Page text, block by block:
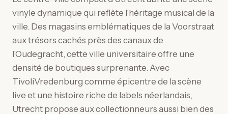
vinyle dynamique qui reflète l'héritage musical de la
ville. Des magasins emblématiques de la Voorstraat
aux trésors cachés près des canaux de
l'Oudegracht, cette ville universitaire offre une
densité de boutiques surprenante. Avec
TivoliVredenburg comme épicentre de la scène
live et une histoire riche de labels néerlandais,
Utrecht propose aux collectionneurs aussi bien des